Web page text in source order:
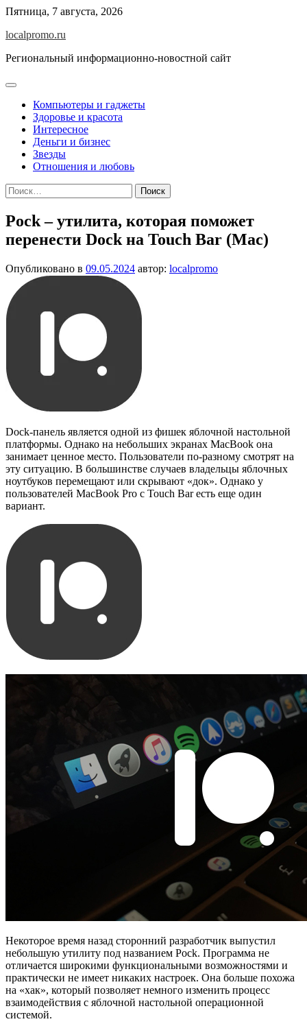
Перейти
содержимому
Пятница, 7 августа, 2026
localpromo.ru
Региональный информационно-новостной сайт
Компьютеры и гаджеты
Здоровье и красота
Интересное
Деньги и бизнес
Звезды
Отношения и любовь
Найти:
Pock – утилита, которая поможет
перенести Dock на Touch Bar (Mac)
Опубликовано в 09.05.2024 автор: localpromo
Dock-панель является одной из фишек яблочной настольной
платформы. Однако на небольших экранах MacBook она
занимает ценное место. Пользователи по-разному смотрят на
эту ситуацию. В большинстве случаев владельцы яблочных
ноутбуков перемещают или скрывают «док». Однако у
пользователей MacBook Pro с Touch Bar есть еще один
вариант.
Некоторое время назад сторонний разработчик выпустил
небольшую утилиту под названием Pock. Программа не
отличается широкими функциональными возможностями и
практически не имеет никаких настроек. Она больше похожа
на «хак», который позволяет немного изменить процесс
взаимодействия с яблочной настольной операционной
системой.